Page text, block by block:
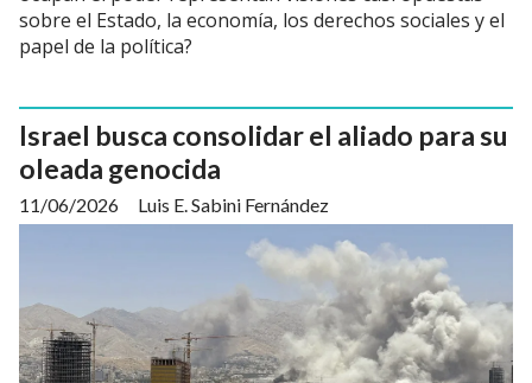
sobre el Estado, la economía, los derechos sociales y el
papel de la política?
Israel busca consolidar el aliado para su
oleada genocida
Luis E. Sabini Fernández
11/06/2026